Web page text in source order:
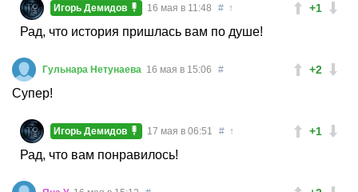
+1
Игорь Демидов 16 мая в 11:48 # ↑
Рад, что история пришлась вам по душе!
+2
Гульнара Нетунаева 16 мая в 15:06 #
Супер!
+1
Игорь Демидов 17 мая в 06:51 # ↑
Рад, что вам понравилось!